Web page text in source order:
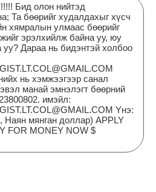
Бид олон нийтэд
Та бөөрийг худалдахыг хүсч
хямралын улмаас бөөрийг
эрэлхийлж байна уу, юу
уу? Дараа нь бидэнтэй холбоо
нь хэмжээгээр санал
манай эмнэлэгт бөөрний
имэйл:
Yнэ:
Наян мянган доллар) APPLY
FOR MONEY NOW $